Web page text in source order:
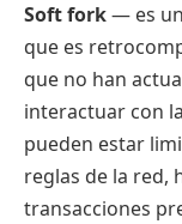
Soft fork— es
que es
que no han
interactuar con
pueden estar
reglas de la red,
transacciones